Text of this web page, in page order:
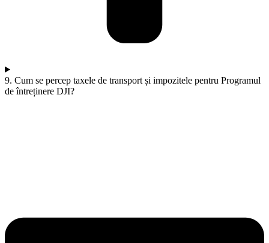
9. Cum se percep taxele de transport și impozitele pentru Programul
de întreținere DJI?